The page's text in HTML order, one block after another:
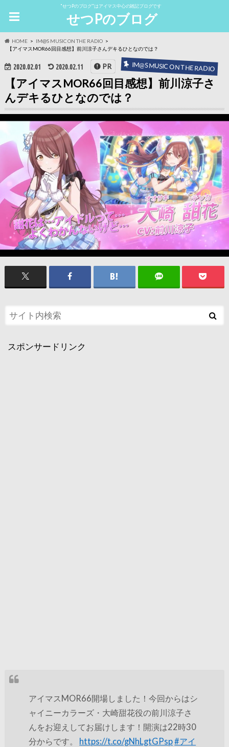
"せつPのブログ"はアイマス中心の雑記ブログです
せつPのブログ
HOME
IM@S MUSIC ON THE RADIO
【アイマスMOR66回目感想】前川涼子さんデキるひとなのでは？
2020.02.01 2020.02.11 IM@S MUSIC ON THE RADIO
PR
【アイマスMOR66回目感想】前川涼子さ
んデキるひとなのでは？
スポンサードリンク
アイマスMOR66開場しました！今回からはシ
ャイニーカラーズ・大崎甜花役の前川涼子さ
んをお迎えしてお届けします！開演は22時30
分からです。 https://t.co/gNhLgtGPsp#アイ